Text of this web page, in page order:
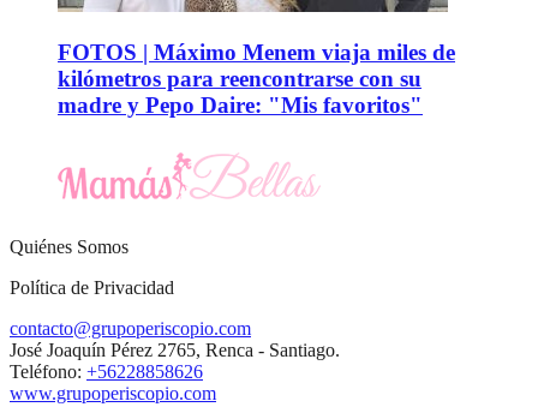
FOTOS | Máximo Menem viaja miles de
kilómetros para reencontrarse con su
madre y Pepo Daire: "Mis favoritos"
Quiénes Somos
Política de Privacidad
contacto@grupoperiscopio.com
José Joaquín Pérez 2765, Renca - Santiago.
Teléfono: +56228858626
www.grupoperiscopio.com